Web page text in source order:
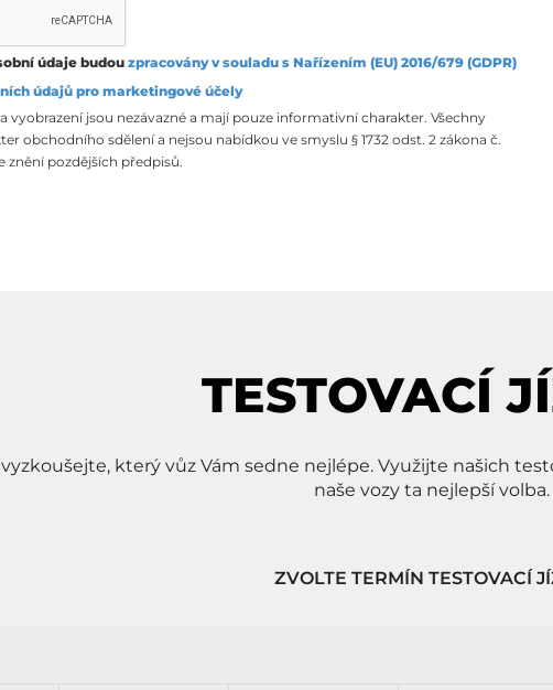
údaje budou zpracovány v souladu s Nařízením (EU) 2016/679 (GDPR)
údajů pro marketingové účely
vyobrazení jsou nezávazné a mají pouze informativní charakter. Všechny
obchodního sdělení a nejsou nabídkou ve smyslu § 1732 odst. 2 zákona č.
znění pozdějších předpisů.
TESTOVACÍ
vyzkoušejte, který vůz Vám sedne nejlépe. Využijte našich
naše vozy ta nejlepší volba.
ZVOLTE TERMÍN TESTOVACÍ